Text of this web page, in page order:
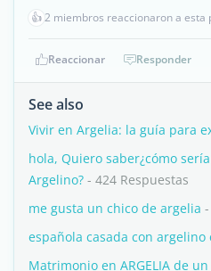
👍2 miembros reaccionaron a esta
Reaccionar Responder
See also
Vivir en Argelia: la guía para
hola, Quiero saber¿cómo
Argelino? - 424 Respuestas
me gusta un chico de argelia
española casada con argelino
Matrimonio en ARGELIA de